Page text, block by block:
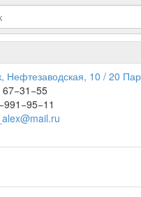
Нефтезаводская, 10 / 20
67−31−55